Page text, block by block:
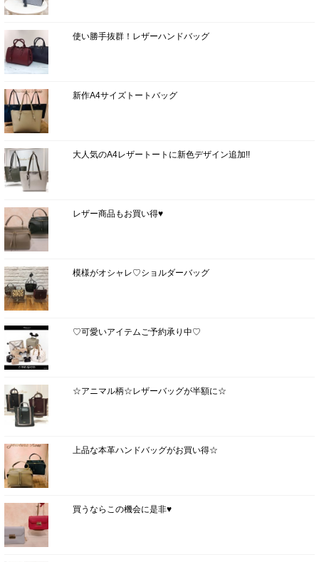
使い勝手抜群！レザーハンドバッグ
新作A4サイズトートバッグ
大人気のA4レザートートに新色デザイン追加!!
レザー商品もお買い得♥
模様がオシャレ♡ショルダーバッグ
♡可愛いアイテムご予約承り中♡
☆アニマル柄☆レザーバッグが半額に☆
上品な本革ハンドバッグがお買い得☆
買うならこの機会に是非♥